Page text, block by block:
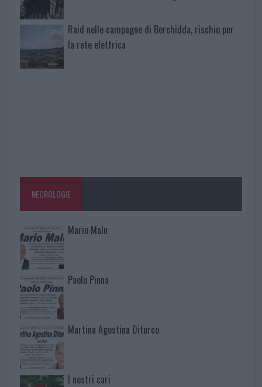
Raid nelle campagne di Berchidda, rischio per
la rete elettrica
NECROLOGIE
Mario Malu
Paolo Pinna
Martina Agostina Diturco
I nostri cari